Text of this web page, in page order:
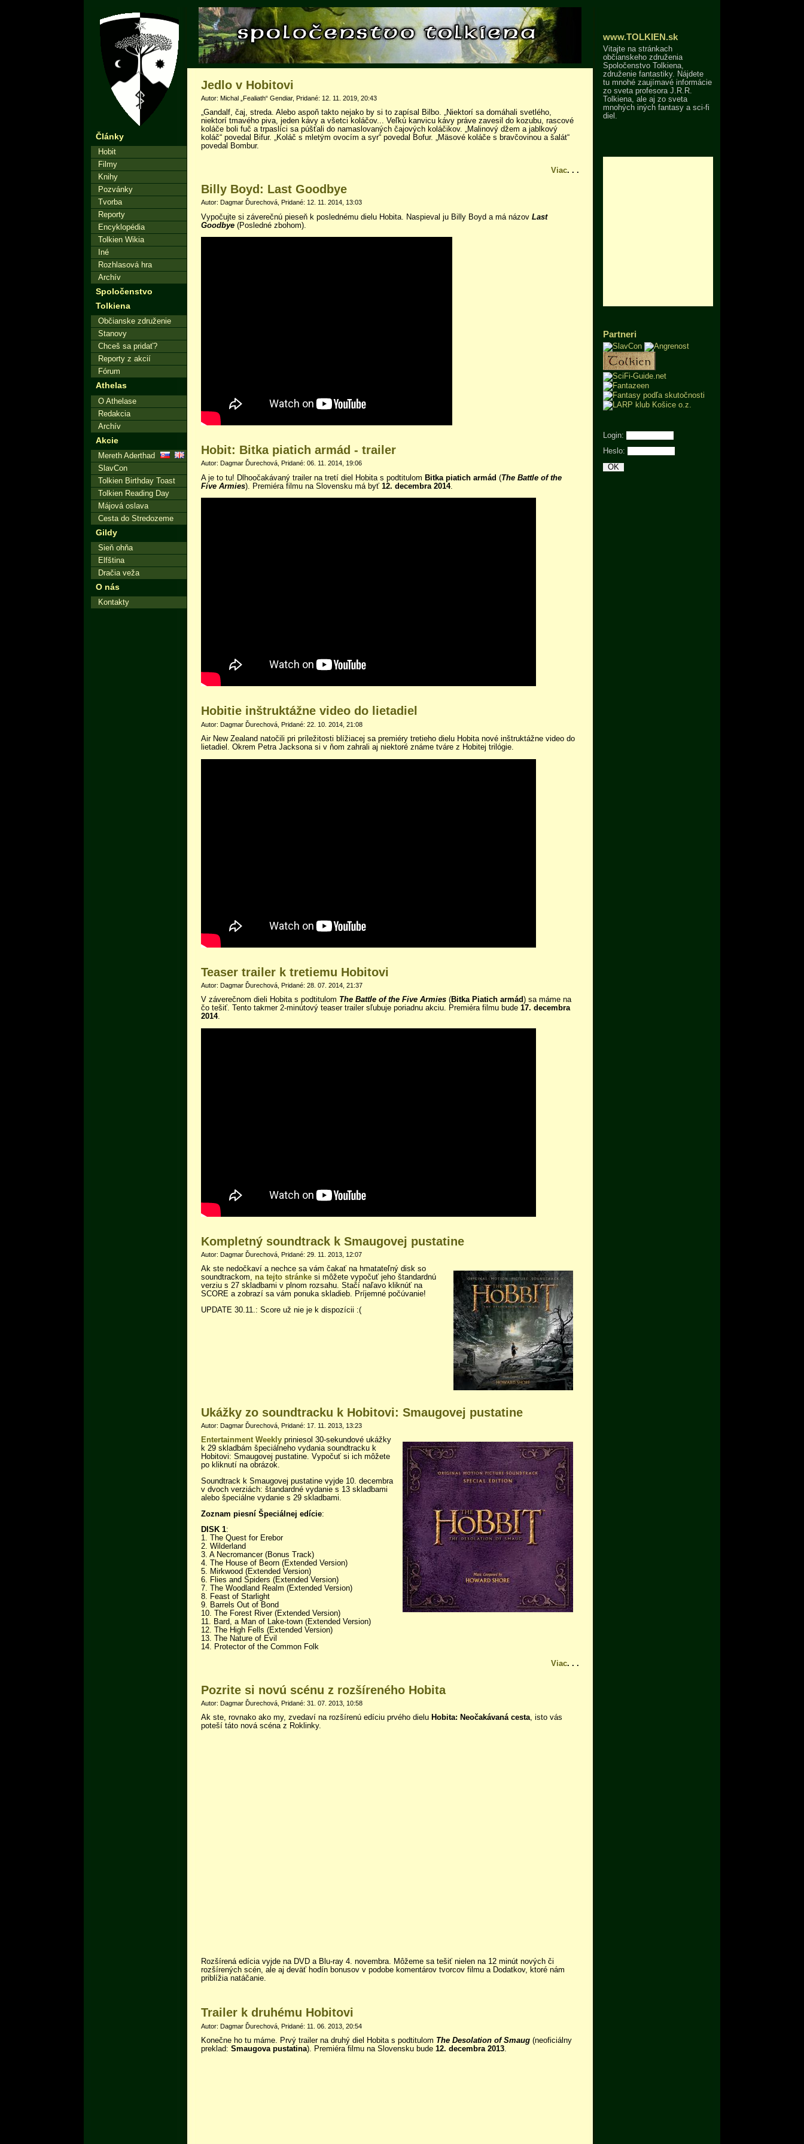
Články
Hobit
Filmy
Knihy
Pozvánky
Tvorba
Reporty
Encyklopédia
Tolkien Wikia
Iné
Rozhlasová hra
Archív
Spoločenstvo
Tolkiena
Občianske združenie
Stanovy
Chceš sa pridať?
Reporty z akcií
Fórum
Athelas
O Athelase
Redakcia
Archív
Akcie
Mereth Aderthad
SlavCon
Tolkien Birthday Toast
Tolkien Reading Day
Májová oslava
Cesta do Stredozeme
Gildy
Sieň ohňa
Elfština
Dračia veža
O nás
Kontakty
Jedlo v Hobitovi
Autor: Michal „Fealiath“ Gendiar, Pridané: 12. 11. 2019, 20:43
„Gandalf, čaj, streda. Alebo aspoň takto nejako by si to zapísal Bilbo. „Niektorí sa domáhali svetlého,
niektorí tmavého piva, jeden kávy a všetci koláčov... Veľkú kanvicu kávy práve zavesil do kozubu, rascové
koláče boli fuč a trpaslíci sa púšťali do namaslovaných čajových koláčikov. „Malinový džem a jablkový
koláč“ povedal Bifur. „Koláč s mletým ovocím a syr“ povedal Bofur. „Mäsové koláče s bravčovinou a šalát“
povedal Bombur.
. . .
Viac
Billy Boyd: Last Goodbye
Autor: Dagmar Ďurechová, Pridané: 12. 11. 2014, 13:03
Vypočujte si záverečnú pieseň k poslednému dielu Hobita. Naspieval ju Billy Boyd a má názov Last
Goodbye (Posledné zbohom).
Hobit: Bitka piatich armád - trailer
Autor: Dagmar Ďurechová, Pridané: 06. 11. 2014, 19:06
A je to tu! Dlhoočakávaný trailer na tretí diel Hobita s podtitulom Bitka piatich armád (The Battle of the
Five Armies). Premiéra filmu na Slovensku má byť 12. decembra 2014.
Hobitie inštruktážne video do lietadiel
Autor: Dagmar Ďurechová, Pridané: 22. 10. 2014, 21:08
Air New Zealand natočili pri príležitosti blížiacej sa premiéry tretieho dielu Hobita nové inštruktážne video do
lietadiel. Okrem Petra Jacksona si v ňom zahrali aj niektoré známe tváre z Hobitej trilógie.
Teaser trailer k tretiemu Hobitovi
Autor: Dagmar Ďurechová, Pridané: 28. 07. 2014, 21:37
V záverečnom dieli Hobita s podtitulom The Battle of the Five Armies (Bitka Piatich armád ) sa máme na
čo tešiť. Tento takmer 2-minútový teaser trailer sľubuje poriadnu akciu. Premiéra filmu bude 17. decembra
2014.
Kompletný soundtrack k Smaugovej pustatine
Autor: Dagmar Ďurechová, Pridané: 29. 11. 2013, 12:07
Ak ste nedočkaví a nechce sa vám čakať na hmatateľný disk so
soundtrackom, na tejto stránke si môžete vypočuť jeho štandardnú
verziu s 27 skladbami v plnom rozsahu. Stačí naľavo kliknúť na
SCORE a zobrazí sa vám ponuka skladieb. Príjemné počúvanie!
UPDATE 30.11.: Score už nie je k dispozícii :(
Ukážky zo soundtracku k Hobitovi: Smaugovej pustatine
Autor: Dagmar Ďurechová, Pridané: 17. 11. 2013, 13:23
Entertainment Weekly priniesol 30-sekundové ukážky
k 29 skladbám špeciálneho vydania soundtracku k
Hobitovi: Smaugovej pustatine. Vypočuť si ich môžete
po kliknutí na obrázok.
Soundtrack k Smaugovej pustatine vyjde 10. decembra
v dvoch verziách: štandardné vydanie s 13 skladbami
alebo špeciálne vydanie s 29 skladbami.
Zoznam piesní Špeciálnej edície:
DISK 1:
1. The Quest for Erebor
2. Wilderland
3. A Necromancer (Bonus Track)
4. The House of Beorn (Extended Version)
5. Mirkwood (Extended Version)
6. Flies and Spiders (Extended Version)
7. The Woodland Realm (Extended Version)
8. Feast of Starlight
9. Barrels Out of Bond
10. The Forest River (Extended Version)
11. Bard, a Man of Lake-town (Extended Version)
12. The High Fells (Extended Version)
13. The Nature of Evil
14. Protector of the Common Folk
. . .
Viac
Pozrite si novú scénu z rozšíreného Hobita
Autor: Dagmar Ďurechová, Pridané: 31. 07. 2013, 10:58
Ak ste, rovnako ako my, zvedaví na rozšírenú edíciu prvého dielu Hobita: Neočakávaná cesta, isto vás
poteší táto nová scéna z Roklinky.
Rozšírená edícia vyjde na DVD a Blu-ray 4. novembra. Môžeme sa tešiť nielen na 12 minút nových či
rozšírených scén, ale aj deväť hodín bonusov v podobe komentárov tvorcov filmu a Dodatkov, ktoré nám
priblížia natáčanie.
Trailer k druhému Hobitovi
Autor: Dagmar Ďurechová, Pridané: 11. 06. 2013, 20:54
Konečne ho tu máme. Prvý trailer na druhý diel Hobita s podtitulom The Desolation of Smaug (neoficiálny
preklad: Smaugova pustatina). Premiéra filmu na Slovensku bude 12. decembra 2013.
www.TOLKIEN.sk
Vitajte na stránkach
občianskeho združenia
Spoločenstvo Tolkiena,
združenie fantastiky. Nájdete
tu mnohé zaujímavé informácie
zo sveta profesora J.R.R.
Tolkiena, ale aj zo sveta
mnohých iných fantasy a sci-fi
diel.
Partneri
Login:
Heslo: